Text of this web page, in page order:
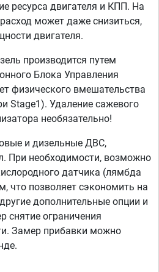
ресурса двигателя и КПП. На
может даже снизиться,
двигателя.
производится путем
Блока Управления
физического вмешательства
Stage1). Удаление сажевого
необязательно!
и дизельные ДВС,
При необходимости, возможно
датчика (лямбда
что позволяет сэкономить на
дополнительные опции и
снятие ограничения
Замер прибавки можно